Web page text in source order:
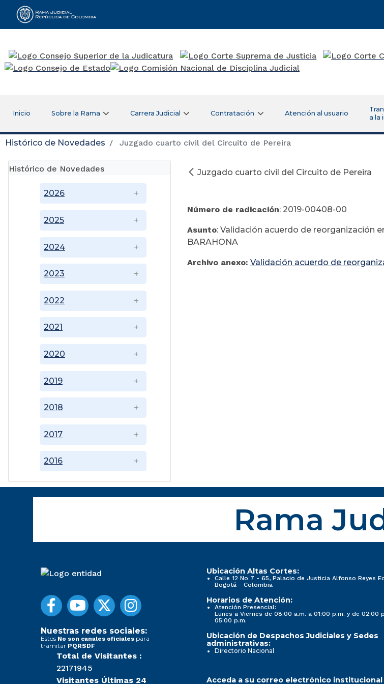
Rama Judicial
Inicio Sobre la Rama Carrera Judicial Contratación Atención al usuario
a la
Histórico de Novedades Juzgado cuarto civil del Circuito de Pereira
Histórico de Novedades
2016
2017
2018
2019
2020
2021
2022
2023
2024
2025
2026
Juzgado cuarto civil del Circuito de Pereira
Número de radicación: 2019-00408-00
Asunto: Validación acuerdo de reorganización
BARAHONA
Archivo anexo: Validación acuerdo de
Rama
Nuestras redes sociales:
Estos No son canales oficiales para
tramitar PQRSDF
Total de Visitantes :
22171945
Visitantes Últimas 24
Ubicación Altas Cortes:
Calle 12 No 7 - 65, Palacio de Justicia Alfonso Reyes
Bogotá - Colombia
Horarios de Atención:
Atención Presencial:
Lunes a Viernes de 08:00 a.m. a 01:00 p.m. y de 02:00
05:00 p.m.
Ubicación de Despachos Judiciales y Sedes
administrativas:
Directorio Nacional
Acceda a su correo electrónico institucional